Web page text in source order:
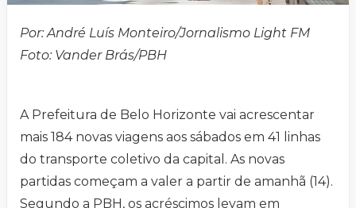
Por: André Luís Monteiro/Jornalismo Light FM
Foto: Vander Brás/PBH
A Prefeitura de Belo Horizonte vai acrescentar
mais 184 novas viagens aos sábados em 41 linhas
do transporte coletivo da capital. As novas
partidas começam a valer a partir de amanhã (14).
Segundo a PBH, os acréscimos levam em